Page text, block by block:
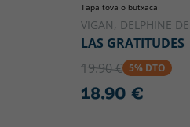
Tapa tova o butxaca
VIGAN, DELPHINE DE
LAS GRATITUDES
19.90 € 5% DTO
18.90 €